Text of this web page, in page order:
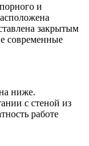
и
закрытым
современные
ниже.
с стеной из
работе